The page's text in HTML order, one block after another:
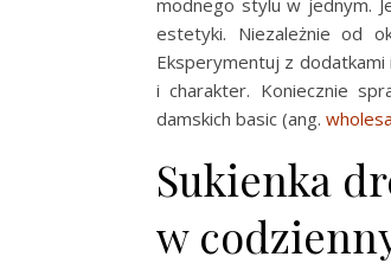
estetyki. Niezależnie od
Eksperymentuj z
i charakter. Koniecznie
damskich basic (ang.
Sukienka
w